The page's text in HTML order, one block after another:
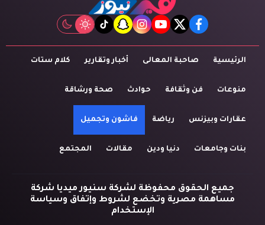
facebook
twitter
youtube
instagram
snapchat
tiktok
الرئيسية صاحبة المعالى أخبار وتقارير كلام ستات
منوعات فن وثقافة حوادث صحة ورشاقة
عقارات وبيزنس رياضة فاشون وتجميل
بنات وجامعات دنيا ودين مقالات المجتمع
جميع الحقوق محفوظة لشركة سنيور ميديا شركة
مساهمة مصرية وتخضع لشروط وإتفاق وسياسة
الإستخدام